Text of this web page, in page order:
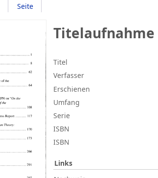
Seite
Titelaufnahme
Titel
Verfasser
Erschienen
Umfang
Serie
ISBN
ISBN
Links